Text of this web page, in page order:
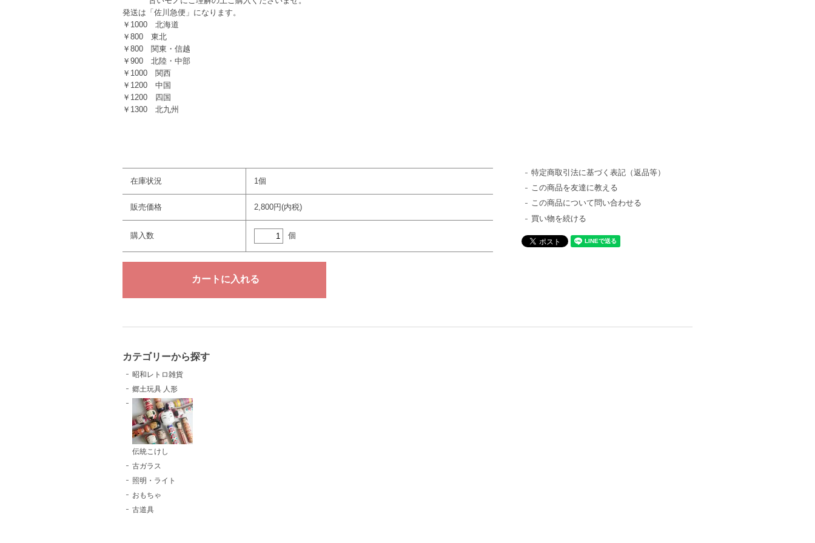
発送は「佐川急便」になります。
￥1000 北海道
￥800 東北
￥800 関東・信越
￥900 北陸・中部
￥1000 関西
￥1200 中国
￥1200 四国
￥1300 北九州
在庫状況 1個
販売価格 2,800円(内税)
購入数 個
特定商取引法に基づく表記（返品等）
この商品を友達に教える
この商品について問い合わせる
買い物を続ける
カテゴリーから探す
昭和レトロ雑貨
郷土玩具 人形
伝統こけし
古ガラス
照明・ライト
おもちゃ
古道具